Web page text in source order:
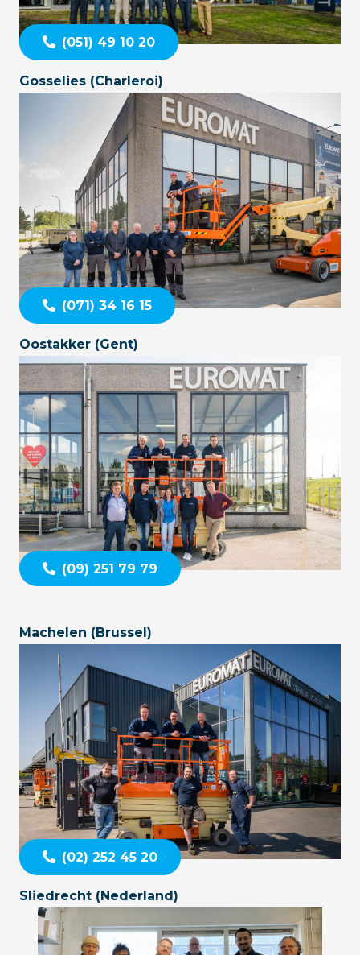
(051) 49 10 20
Gosselies (Charleroi)
(071) 34 16 15
Oostakker (Gent)
(09) 251 79 79
Machelen (Brussel)
(02) 252 45 20
Sliedrecht (Nederland)